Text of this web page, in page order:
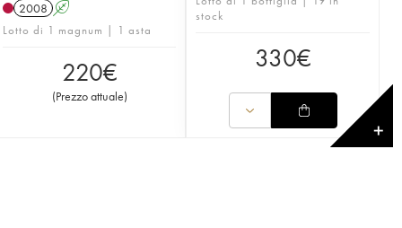
2008 A
Lotto di 1 magnum | 1 asta
220€
(Prezzo attuale)
stock
330€
✕